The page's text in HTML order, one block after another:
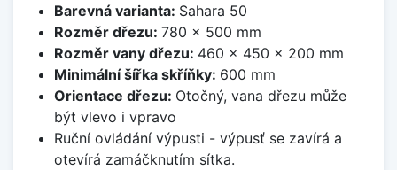
Barevná varianta: Sahara 50
Rozměr dřezu: 780 x 500 mm
Rozměr vany dřezu: 460 x 450 x 200 mm
Minimální šířka skříňky: 600 mm
Orientace dřezu: Otočný, vana dřezu může
být vlevo i vpravo
Ruční ovládání výpusti - výpusť se zavírá a
otevírá zamáčknutím sítka.